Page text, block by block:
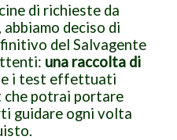
di richieste da
deciso di
del Salvagente
una raccolta di
i test effettuati
che potrai portare
guidare ogni volta